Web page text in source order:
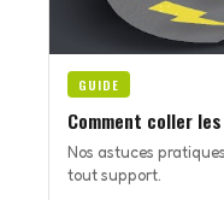
GUIDE
Comment coller
Nos astuces
tout support.